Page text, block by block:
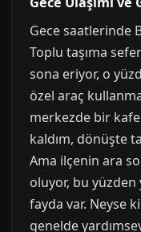
Gece saatlerinde
Toplu taşıma
sona eriyor, o
özel araç
merkezde bir
kaldım, dönüşte
Ama ilçenin ara
oluyor, bu
fayda var. Neyse
genelde